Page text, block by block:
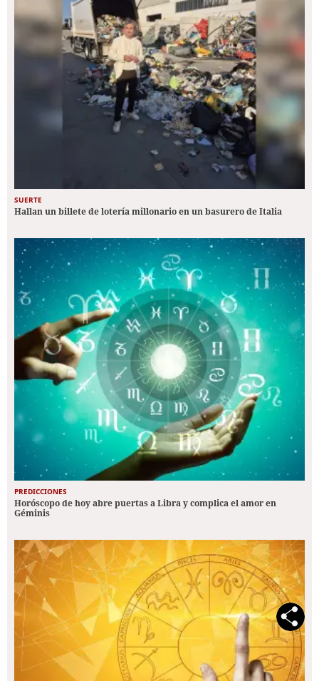
SUERTE
Hallan un billete de lotería millonario en un basurero de Italia
PREDICCIONES
Horóscopo de hoy abre puertas a Libra y complica el amor en
Géminis